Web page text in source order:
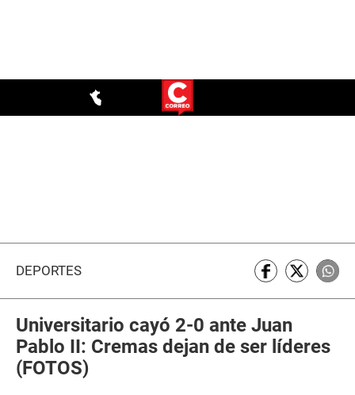
DEPORTES
Universitario cayó 2-0 ante Juan
Pablo II: Cremas dejan de ser líderes
(FOTOS)